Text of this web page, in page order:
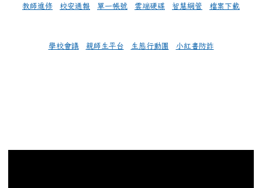
教師進修 校安通報 單一帳號 雲端硬碟 智慧網管 檔案下載
學校會議 親師生平台 生態行動團 小紅書防詐